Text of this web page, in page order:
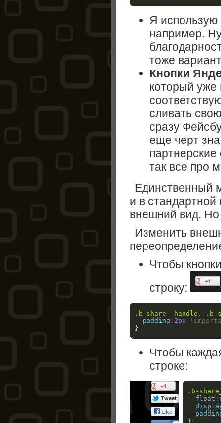
Я использую
например.
тоже
Кнопки
который уже
сливать
сразу
еще черт
так все про
Единственный
и в
внешний вид. Но
Изменить
Чтобы
строку:
.b-share__handle ,
.b-
padding : 2px
}
Чтобы
строке:
.b-
float :
}